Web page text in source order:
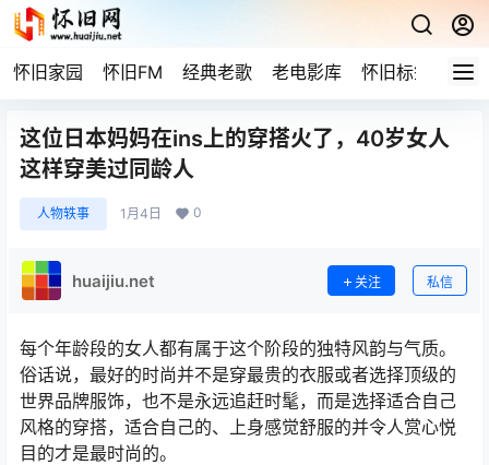
怀旧家园 怀旧FM 经典老歌 老电影库 怀旧标签 网
这位日本妈妈在ins上的穿搭火了，40岁女人
这样穿美过同龄人
人物轶事 1月4日 0
huaijiu.net 关注 私信
每个年龄段的女人都有属于这个阶段的独特风韵与气质。
俗话说，最好的时尚并不是穿最贵的衣服或者选择顶级的
世界品牌服饰，也不是永远追赶时髦，而是选择适合自己
风格的穿搭，适合自己的、上身感觉舒服的并令人赏心悦
目的才是最时尚的。